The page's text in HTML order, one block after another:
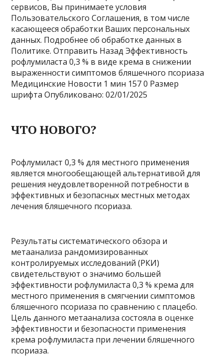
сервисов, Вы принимаете условия
Пользовательского Соглашения, в том числе
касающееся обработки Ваших персональных
данных. Подробнее об обработке данных в
Политике. Отправить Назад Эффективность
рофлумиласта 0,3 % в виде крема в снижении
выраженности симптомов бляшечного псориаза
Медицинские Новости 1 мин 1570 Размер
шрифтаОпубликовано: 02/01/2025
ЧТО НОВОГО?
Рофлумиласт 0,3 % для местного применения
является многообещающей альтернативой для
решения неудовлетворенной потребности в
эффективных и безопасных местных методах
лечения бляшечного псориаза.
Результаты систематического обзора и
метаанализа рандомизированных
контролируемых исследований (РКИ)
свидетельствуют о значимо большей
эффективности рофлумиласта 0,3 % крема для
местного применения в смягчении симптомов
бляшечного псориаза по сравнению с плацебо.
Цель данного метаанализа состояла в оценке
эффективности и безопасности применения
крема рофлумиласта при лечении бляшечного
псориаза.